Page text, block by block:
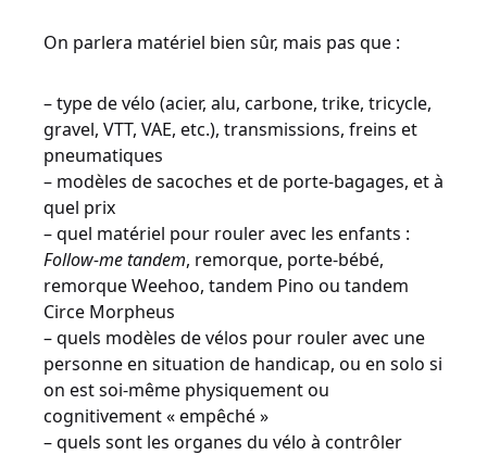
On parlera matériel bien sûr, mais pas que :
– type de vélo (acier, alu, carbone, trike, tricycle,
gravel, VTT, VAE, etc.), transmissions, freins et
pneumatiques
– modèles de sacoches et de porte-bagages, et à
quel prix
– quel matériel pour rouler avec les enfants :
Follow-me tandem, remorque, porte-bébé,
remorque Weehoo, tandem Pino ou tandem
Circe Morpheus
– quels modèles de vélos pour rouler avec une
personne en situation de handicap, ou en solo si
on est soi-même physiquement ou
cognitivement « empêché »
– quels sont les organes du vélo à contrôler